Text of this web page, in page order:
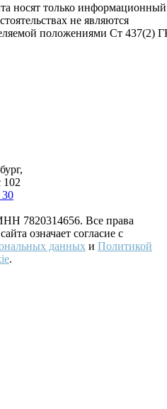
носят только информационный
не являются
положениями Ст 437(2)
102
30
7820314656. Все права
означает согласие с
данных и Политикой
.